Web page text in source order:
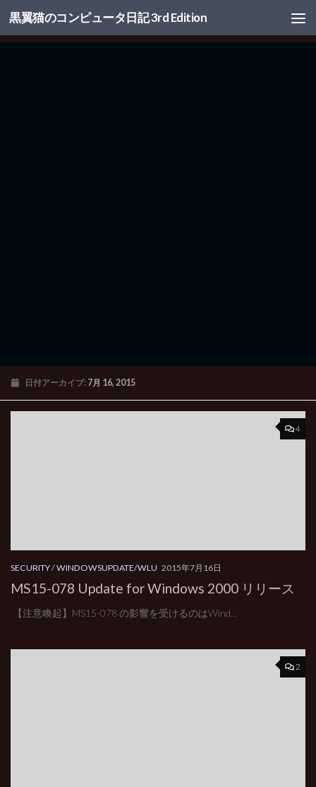
コンテンツへスキップ
黒翼猫のコンピュータ日記 3rd Edition
日付アーカイブ: 7月 16, 2015
4
SECURITY/WINDOWSUPDATE/WLU 2015年7月16日
MS15-078 Update for Windows 2000 リリース
【注意喚起】MS15-078 の影響を受けるのはWind...
2